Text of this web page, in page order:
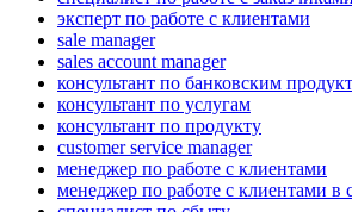
эксперт по работе с клиентами
sale manager
sales account manager
консультант по банковским
консультант по услугам
консультант по продукту
customer service manager
менеджер по работе с клиентами
менеджер по работе с клиентами в